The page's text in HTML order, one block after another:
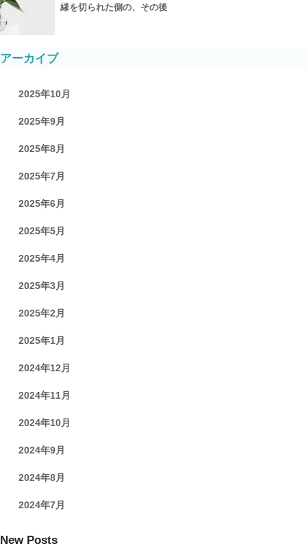
縁を切られた側の、その後
アーカイブ
2025年10月
2025年9月
2025年8月
2025年7月
2025年6月
2025年5月
2025年4月
2025年3月
2025年2月
2025年1月
2024年12月
2024年11月
2024年10月
2024年9月
2024年8月
2024年7月
New Posts